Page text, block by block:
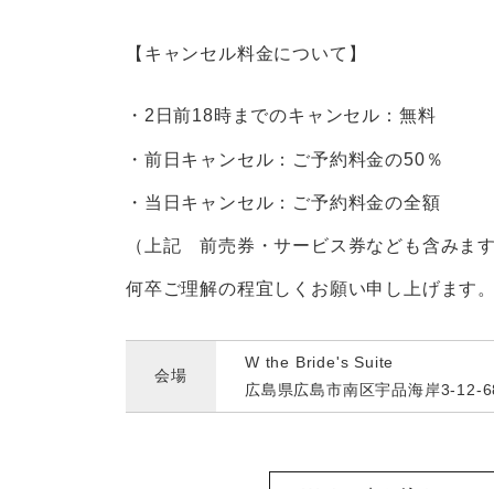
【キャンセル料金について】
・2日前18時までのキャンセル：無料
・前日キャンセル：ご予約料金の50％
・当日キャンセル：ご予約料金の全額
（上記 前売券・サービス券なども含みます
何卒ご理解の程宜しくお願い申し上げます。
会場
W the Bride's Suite
広島県広島市南区宇品海岸3-12-